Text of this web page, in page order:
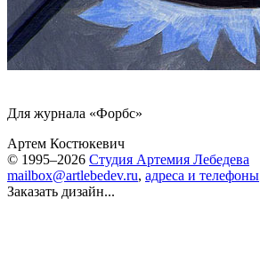
Для журнала «Форбс»
Артем Костюкевич
© 1995–2026 Студия Артемия Лебедева
mailbox@artlebedev.ru, адреса и телефоны
Заказать дизайн...